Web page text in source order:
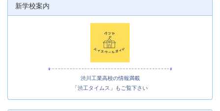
新学校案内
渋川工業高校の情報満載
「渋工タイムス」もご覧下さい